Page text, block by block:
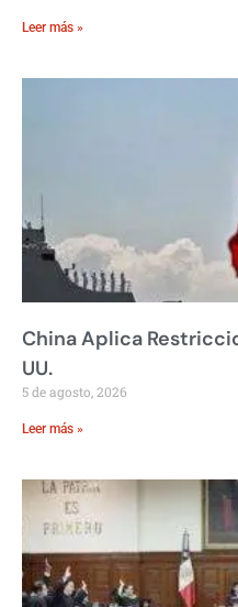
Leer más »
China Aplica
UU.
5 de agosto, 2026
Leer más »